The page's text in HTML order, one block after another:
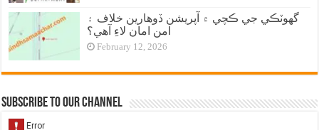
گهوٽڪي جي ڪچي ۾ آپريشن ڏوهارين خلاف ۽
امن امان لاءِ آهي؟
February 12, 2026
Subscribe to our Channel